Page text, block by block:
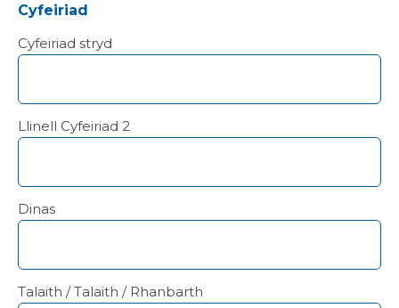
Cyfeiriad
Cyfeiriad stryd
Llinell Cyfeiriad 2
Dinas
Talaith / Talaith / Rhanbarth